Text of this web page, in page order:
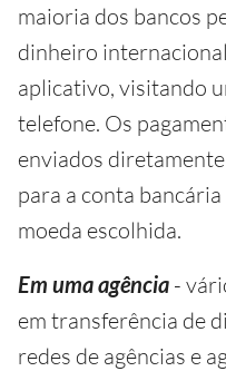
maioria dos bancos
dinheiro
aplicativo, visitando
telefone. Os
enviados
para a conta
moeda escolhida.
Em uma agência -
em transferência de
redes de agências e